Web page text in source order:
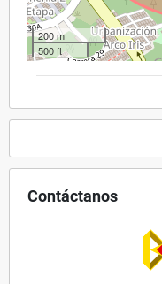
200 m
500 ft
Contáctanos